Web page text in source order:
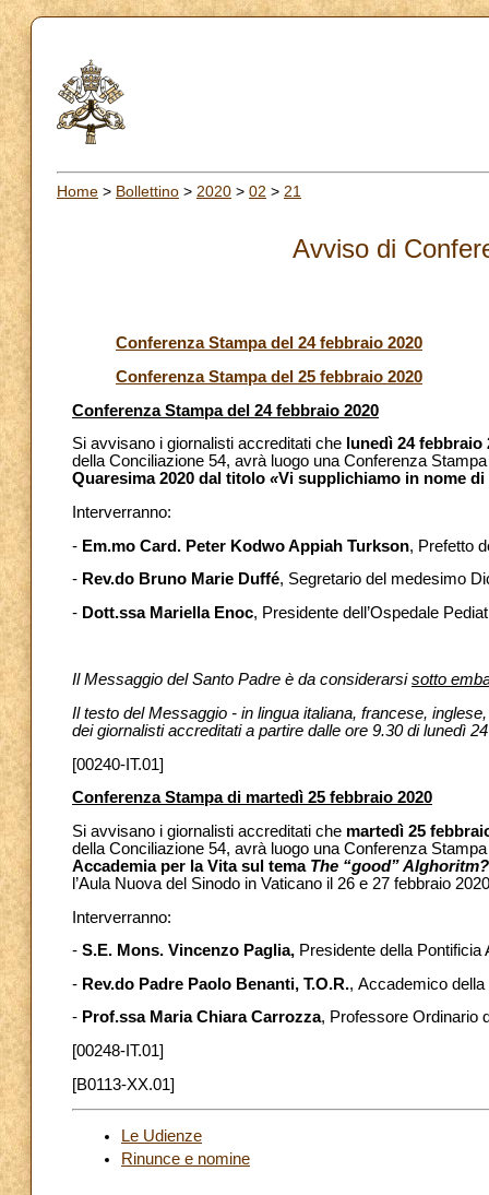
Home > Bollettino > 2020 > 02 > 21
Avviso di
Conferenza Stampa del 24 febbraio 2020
Conferenza Stampa del 25 febbraio 2020
Conferenza Stampa del 24 febbraio 2020
Si avvisano i giornalisti accreditati che lunedì 24 febbraio
della Conciliazione 54, avrà luogo una Conferenza
Quaresima 2020 dal titolo «Vi supplichiamo in nome
Interverranno:
- Em.mo Card. Peter Kodwo Appiah Turkson, Prefetto
- Rev.do Bruno Marie Duffé, Segretario del medesimo
- Dott.ssa Mariella Enoc, Presidente dell’Ospedale
Il Messaggio del Santo Padre è da considerarsisotto
Il testo del Messaggio - in lingua italiana, francese,
dei giornalisti accreditati a partire dalle ore 9.30 di lunedì
[00240-IT.01]
Conferenza Stampa di martedì 25 febbraio 2020
Si avvisano i giornalisti accreditati che martedì 25
della Conciliazione 54, avrà luogo una Conferenza
Accademia per la Vita sul tema The “good”
l’Aula Nuova del Sinodo in Vaticano il 26 e 27 febbraio
Interverranno:
- S.E. Mons. Vincenzo Paglia, Presidente della
- Rev.do Padre Paolo Benanti, T.O.R., Accademico della
- Prof.ssa Maria Chiara Carrozza, Professore Ordinario
[00248-IT.01]
[B0113-XX.01]
Le Udienze
Rinunce e nomine